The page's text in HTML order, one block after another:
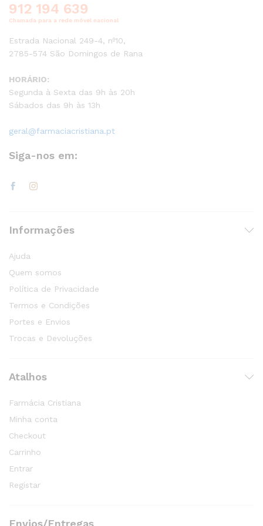
912 194 639
Chamada para a rede móvel nacional
Estrada Nacional 249-4, nº10,
2785-574 São Domingos de Rana
HORÁRIO:
Segunda à Sexta das 9h às 20h
Sábados das 9h às 13h
geral@farmaciacristiana.pt
Siga-nos em:
Informações
Ajuda
Quem somos
Política de Privacidade
Termos e Condições
Portes e Envios
Trocas e Devoluções
Atalhos
Farmácia Cristiana
Minha conta
Checkout
Carrinho
Entrar
Registar
Envios/Entregas